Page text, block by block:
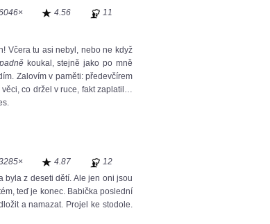
4.56 11
Včera tu asi nebyl, nebo ne když
koukal, stejně jako po mně
Zalovím v paměti: předevčírem
co držel v ruce, fakt zaplatil…
4.87
12
byla z deseti dětí. Ale jen oni jsou
teď je konec. Babička poslední
a namazat. Projel ke stodole.